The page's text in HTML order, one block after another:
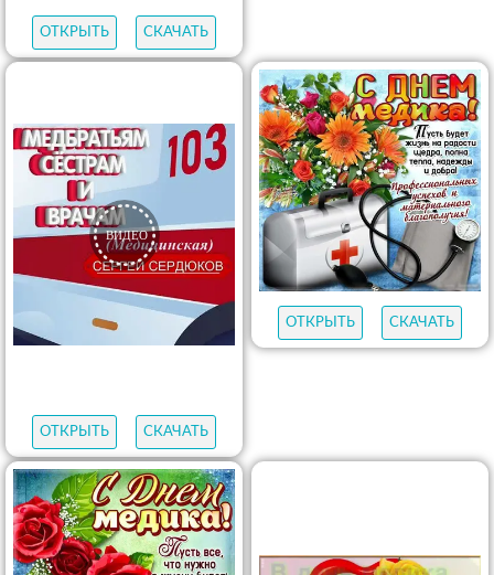
ОТКРЫТЬ СКАЧАТЬ
ОТКРЫТЬ СКАЧАТЬ
ОТКРЫТЬ СКАЧАТЬ